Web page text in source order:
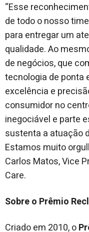
“Esse
de todo o nosso
para entregar um
qualidade. Ao
de negócios, que
tecnologia de ponta
excelência e
consumidor no
inegociável e parte
sustenta a atuação
Estamos muito
Carlos Matos, Vice
Care.
Sobre o Prêmio
Criado em 2010, o